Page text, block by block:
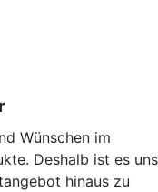
Wünschen im
Deshalb ist es uns
hinaus zu